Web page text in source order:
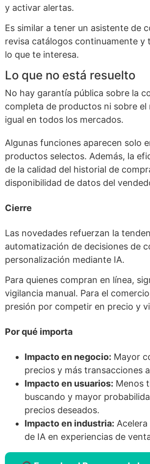
y activar alertas.
Es similar a tener un asistente de
revisa catálogos continuamente y
lo que te interesa.
Lo que no está resuelto
No hay garantía pública sobre la
completa de productos ni sobre el
igual en todos los mercados.
Algunas funciones aparecen solo
productos selectos. Además, la
de la calidad del historial de
disponibilidad de datos del
Cierre
Las novedades refuerzan la
automatización de decisiones de
personalización mediante IA.
Para quienes compran en línea,
vigilancia manual. Para el
presión por competir en precio y
Por qué importa
Impacto en negocio: Mayor
precios y más transacciones
Impacto en usuarios: Menos
buscando y mayor
precios deseados.
Impacto en industria:
de IA en experiencias de